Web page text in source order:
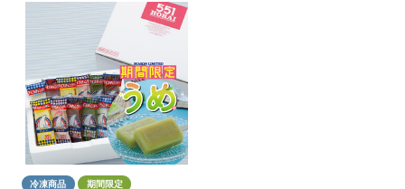
冷凍商品 期間限定